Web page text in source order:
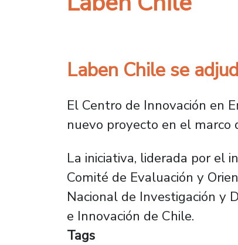
Laben Chile se
El Centro de Innovación en
nuevo proyecto en el marco
La iniciativa, liderada por el
Comité de Evaluación y
Nacional de Investigación y
e Innovación de Chile.
Tags